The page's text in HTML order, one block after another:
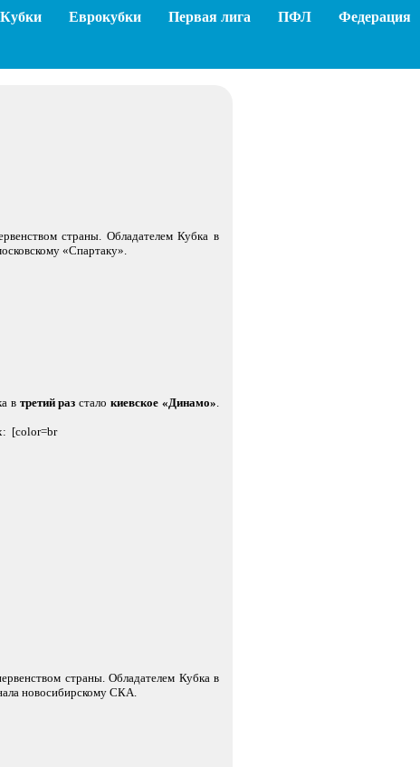
Кубки Еврокубки Первая лига ПФЛ Федерация
страны. Обладателем Кубка в
«Спартаку».
в третий раз сталокиевское «Динамо».
[color=br
страны. Обладателем Кубка в
новосибирскому СКА.